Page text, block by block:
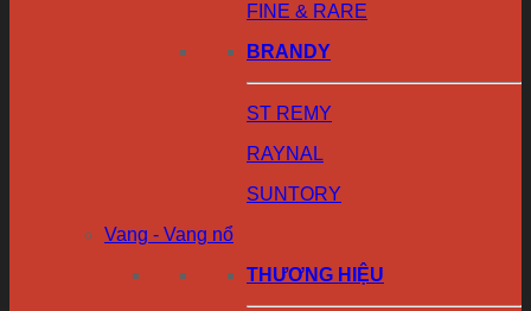
FINE & RARE
BRANDY
ST REMY
RAYNAL
SUNTORY
Vang - Vang nổ
THƯƠNG HIỆU